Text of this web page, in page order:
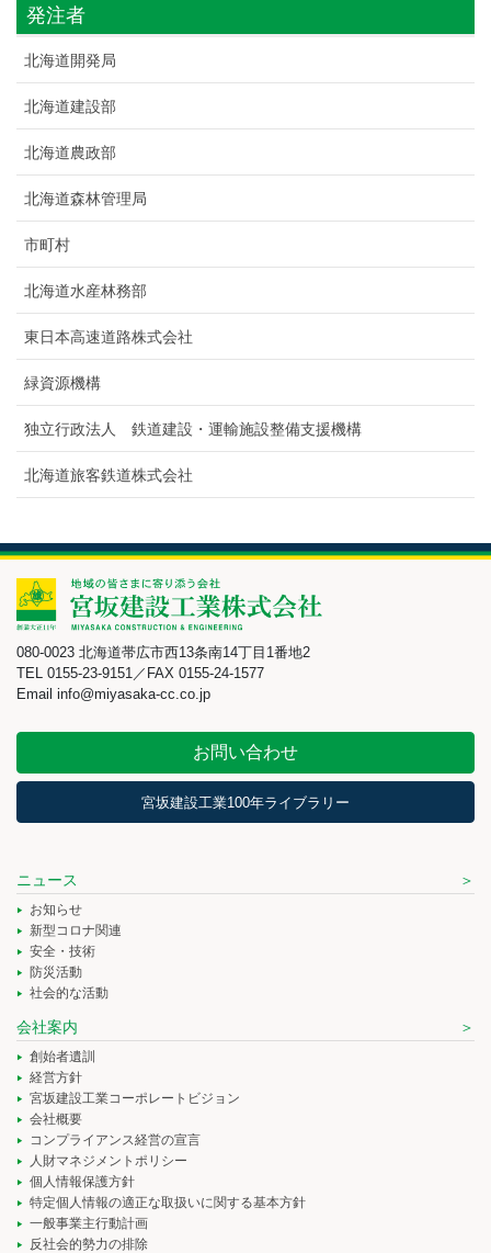
発注者
北海道開発局
北海道建設部
北海道農政部
北海道森林管理局
市町村
北海道水産林務部
東日本高速道路株式会社
緑資源機構
独立行政法人 鉄道建設・運輸施設整備支援機構
北海道旅客鉄道株式会社
080-0023 北海道帯広市西13条南14丁目1番地2
TEL 0155-23-9151／FAX 0155-24-1577
Email info@miyasaka-cc.co.jp
お問い合わせ
宮坂建設工業100年ライブラリー
ニュース
お知らせ
新型コロナ関連
安全・技術
防災活動
社会的な活動
会社案内
創始者遺訓
経営方針
宮坂建設工業コーポレートビジョン
会社概要
コンプライアンス経営の宣言
人財マネジメントポリシー
個人情報保護方針
特定個人情報の適正な取扱いに関する基本方針
一般事業主行動計画
反社会的勢力の排除